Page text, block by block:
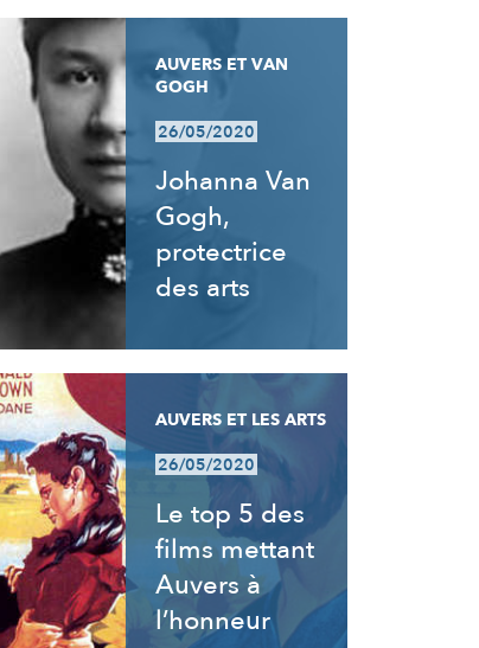
AUVERS ET VAN
GOGH
26/05/2020
Johanna Van
Gogh,
protectrice
des arts
AUVERS ET LES ARTS
26/05/2020
Le top 5 des
films mettant
Auvers à
l’honneur